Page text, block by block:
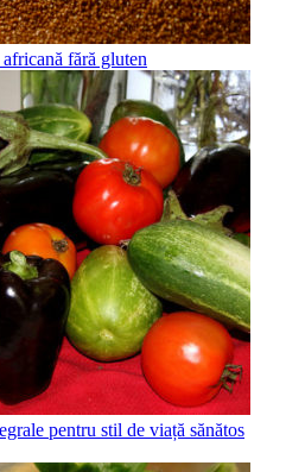
fără gluten
pentru stil de viață sănătos